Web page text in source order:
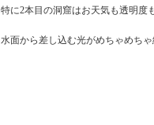
特に2本目の洞窟はお天気も透明度
水面から差し込む光がめちゃめちゃ